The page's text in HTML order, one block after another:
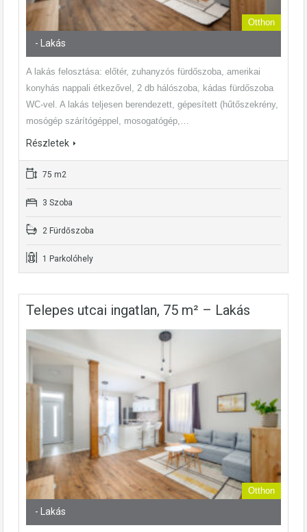
Otthon
- Lakás
A lakás felosztása: előtér, zuhanyzós fürdőszoba, amerikai
konyhás nappali étkezővel, 2 db hálószoba, kádas fürdőszoba
WC-vel. A lakás teljesen berendezett, gépesített (hűtőszekrény,
mosógép szárítógéppel, mosogatógép,…
Részletek
75 m2
3 Szoba
2 Fürdőszoba
1 Parkolóhely
Telepes utcai ingatlan, 75 m² – Lakás
Otthon
- Lakás